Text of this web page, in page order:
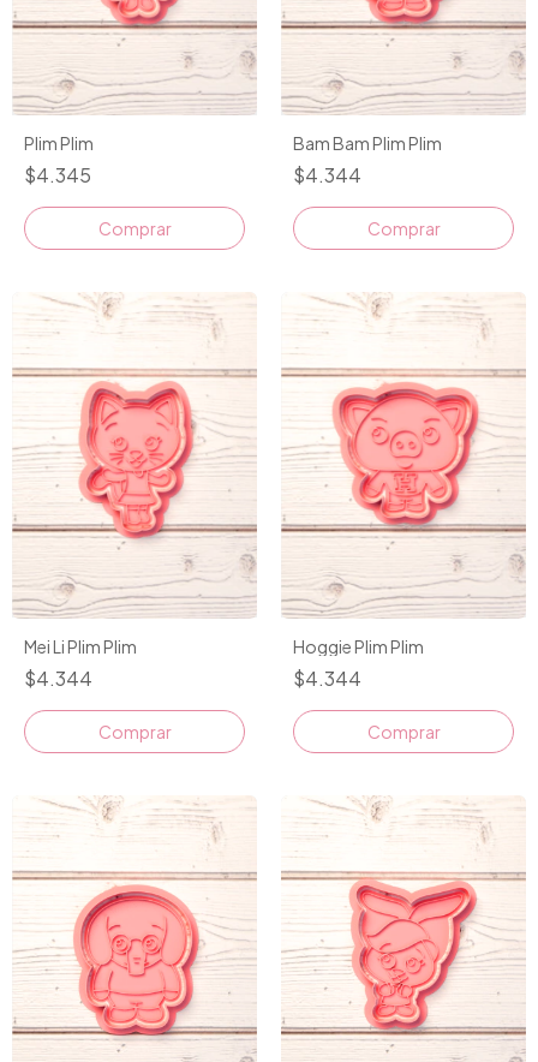
Plim Plim
$4.345
Comprar
Bam Bam Plim Plim
$4.344
Comprar
Mei Li Plim Plim
$4.344
Comprar
Hoggie Plim Plim
$4.344
Comprar